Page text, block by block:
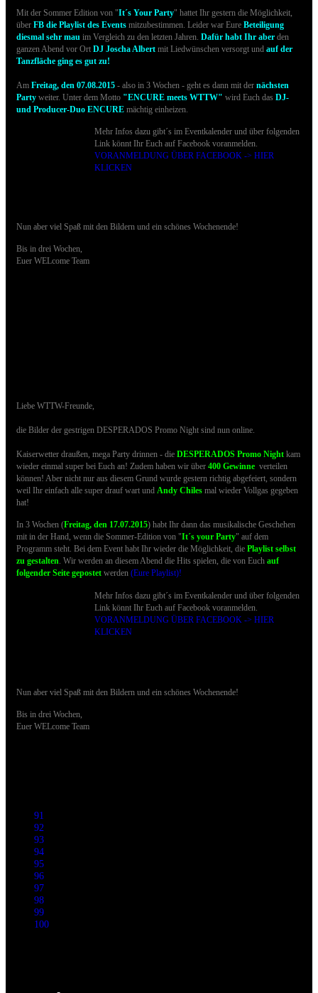
Mit der Sommer Edition von "It´s Your Party" hattet Ihr gestern die Möglichkeit,
über FB die Playlist des Events mitzubestimmen. Leider war Eure Beteiligung
diesmal sehr mau im Vergleich zu den letzten Jahren. Dafür habt Ihr aber den
ganzen Abend vor Ort DJ Joscha Albert mit Liedwünschen versorgt und auf der
Tanzfläche ging es gut zu!
Am Freitag, den 07.08.2015 - also in 3 Wochen - geht es dann mit der nächsten
Party weiter. Unter dem Motto "ENCURE meets WTTW" wird Euch das DJ-
und Producer-Duo ENCURE mächtig einheizen.
Mehr Infos dazu gibt´s im Eventkalender und über folgenden
Link könnt Ihr Euch auf Facebook voranmelden.
VORANMELDUNG ÜBER FACEBOOK -> HIER
KLICKEN
Nun aber viel Spaß mit den Bildern und ein schönes Wochenende!
Bis in drei Wochen,
Euer WELcome Team
Liebe WTTW-Freunde,
die Bilder der gestrigen DESPERADOS Promo Night sind nun online.
Kaiserwetter draußen, mega Party drinnen - die DESPERADOS Promo Night kam
wieder einmal super bei Euch an! Zudem haben wir über 400 Gewinne verteilen
können! Aber nicht nur aus diesem Grund wurde gestern richtig abgefeiert, sondern
weil Ihr einfach alle super drauf wart und Andy Chiles mal wieder Vollgas gegeben
hat!
In 3 Wochen (Freitag, den 17.07.2015) habt Ihr dann das musikalische Geschehen
mit in der Hand, wenn die Sommer-Edition von "It´s your Party" auf dem
Programm steht. Bei dem Event habt Ihr wieder die Möglichkeit, die Playlist selbst
zu gestalten. Wir werden an diesem Abend die Hits spielen, die von Euch auf
folgender Seite gepostet werden (Eure Playlist)!
Mehr Infos dazu gibt´s im Eventkalender und über folgenden
Link könnt Ihr Euch auf Facebook voranmelden.
VORANMELDUNG ÜBER FACEBOOK -> HIER
KLICKEN
Nun aber viel Spaß mit den Bildern und ein schönes Wochenende!
Bis in drei Wochen,
Euer WELcome Team
91
92
93
94
95
96
97
98
99
100